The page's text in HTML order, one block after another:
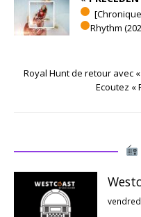
Rhythm
Royal Hunt de retour avec
Ecoutez «